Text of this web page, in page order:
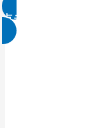
点击免费领取